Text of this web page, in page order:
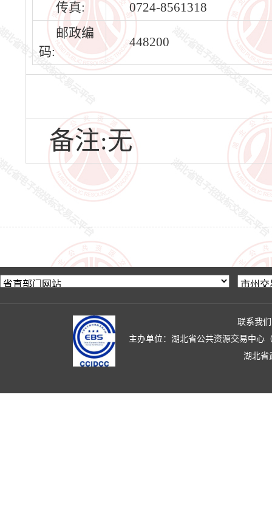
传真:
0724-8561318
邮政编
码:
448200
备注:无
联系我们
主办单位：湖北省公共资源交易中心
湖北省